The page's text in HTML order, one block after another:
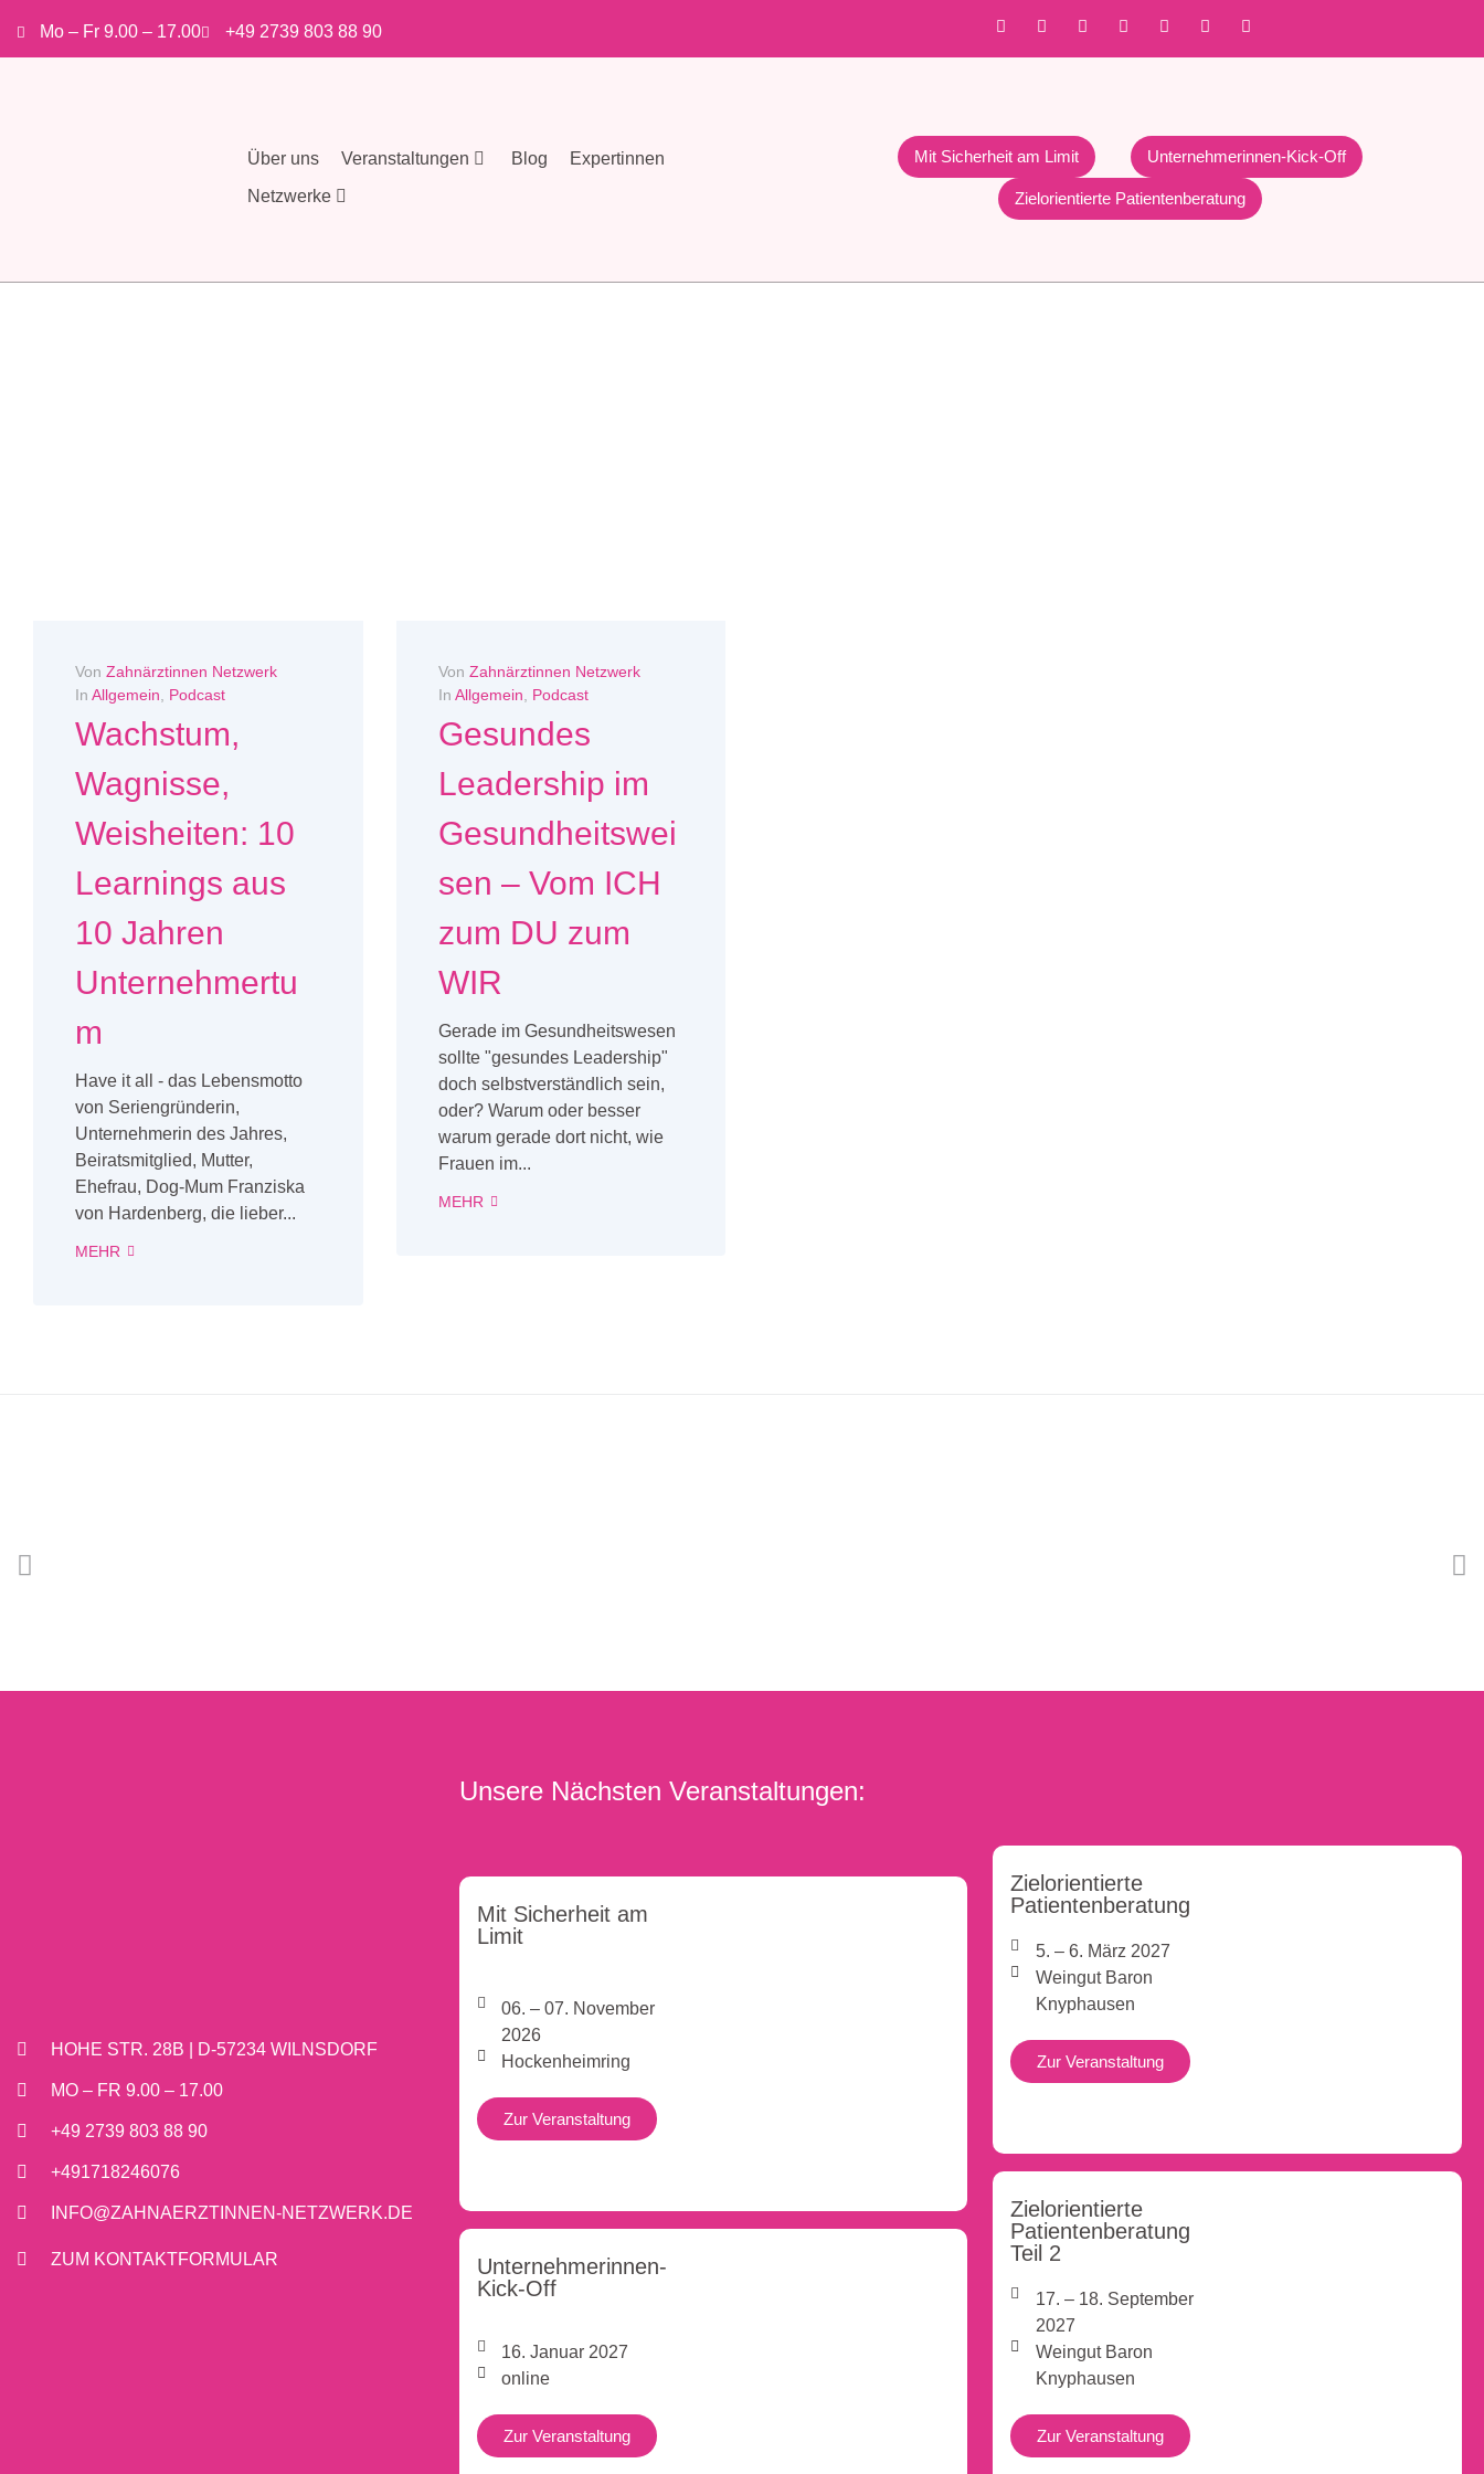
Mo – Fr 9.00 – 17.00 +49 2739 803 88 90
Über uns Veranstaltungen Blog
Expertinnen
Netzwerke
Mit Sicherheit am Limit Unternehmerinnen-Kick-Off
Zielorientierte Patientenberatung
Von Zahnärztinnen Netzwerk
In Allgemein Podcast
Wachstum,
Wagnisse,
Weisheiten: 10
Learnings aus
10 Jahren
Unternehmertu
m
Have it all - das Lebensmotto
von Seriengründerin,
Unternehmerin des Jahres,
Beiratsmitglied, Mutter,
Ehefrau, Dog-Mum Franziska
von Hardenberg, die lieber...
MEHR
Von Zahnärztinnen Netzwerk
In Allgemein Podcast
Gesundes
Leadership im
Gesundheitswei
sen – Vom ICH
zum DU zum
WIR
Gerade im Gesundheitswesen
sollte "gesundes Leadership"
doch selbstverständlich sein,
oder? Warum oder besser
warum gerade dort nicht, wie
Frauen im...
MEHR
HOHE STR. 28B | D-57234 WILNSDORF
MO – FR 9.00 – 17.00
+49 2739 803 88 90
+491718246076
INFO@ZAHNAERZTINNEN-NETZWERK.DE
ZUM KONTAKTFORMULAR
Unsere Nächsten Veranstaltungen:
Mit Sicherheit am
Limit
06. – 07. November
2026
Hockenheimring
Zur Veranstaltung
Unternehmerinnen-
Kick-Off
16. Januar 2027
online
Zur Veranstaltung
Zielorientierte
Patientenberatung
5. – 6. März 2027
Weingut Baron
Knyphausen
Zur Veranstaltung
Zielorientierte
Patientenberatung
Teil 2
17. – 18. September
2027
Weingut Baron
Knyphausen
Zur Veranstaltung